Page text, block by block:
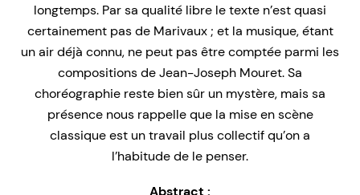
longtemps. Par sa qualité libre le texte n’est quasi
certainement pas de Marivaux ; et la musique, étant
un air déjà connu, ne peut pas être comptée parmi les
compositions de Jean-Joseph Mouret. Sa
choréographie reste bien sûr un mystère, mais sa
présence nous rappelle que la mise en scène
classique est un travail plus collectif qu’on a
l’habitude de le penser.
Abstract :